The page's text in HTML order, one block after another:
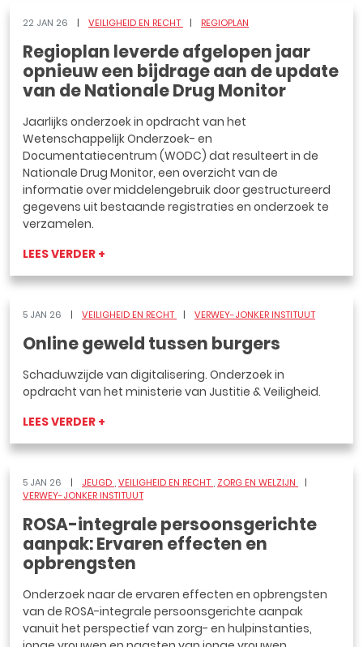
22 JAN 26 VEILIGHEID EN RECHT REGIOPLAN
Regioplan leverde afgelopen jaar
opnieuw een bijdrage aan de update
van de Nationale Drug Monitor
Jaarlijks onderzoek in opdracht van het
Wetenschappelijk Onderzoek- en
Documentatiecentrum (WODC) dat resulteert in de
Nationale Drug Monitor, een overzicht van de
informatie over middelengebruik door gestructureerd
gegevens uit bestaande registraties en onderzoek te
verzamelen.
LEES VERDER +
5 JAN 26 VEILIGHEID EN RECHT VERWEY-JONKER INSTITUUT
Online geweld tussen burgers
Schaduwzijde van digitalisering. Onderzoek in
opdracht van het ministerie van Justitie & Veiligheid.
LEES VERDER +
5 JAN 26 JEUGD VEILIGHEID EN RECHT ZORG EN WELZIJN
VERWEY-JONKER INSTITUUT
ROSA-integrale persoonsgerichte
aanpak: Ervaren effecten en
opbrengsten
Onderzoek naar de ervaren effecten en opbrengsten
van de ROSA-integrale persoonsgerichte aanpak
vanuit het perspectief van zorg- en hulpinstanties,